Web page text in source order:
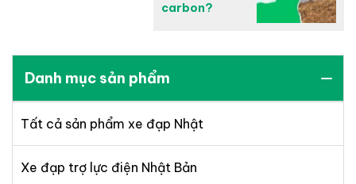
carbon?
Danh mục sản phẩm
Tất cả sản phẩm xe đạp Nhật
Xe đạp trợ lực điện Nhật Bản